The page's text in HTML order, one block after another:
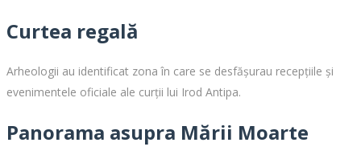
Curtea regală
Arheologii au identificat zona în care se desfășurau recepțiile și
evenimentele oficiale ale curții lui Irod Antipa.
Panorama asupra Mării Moarte